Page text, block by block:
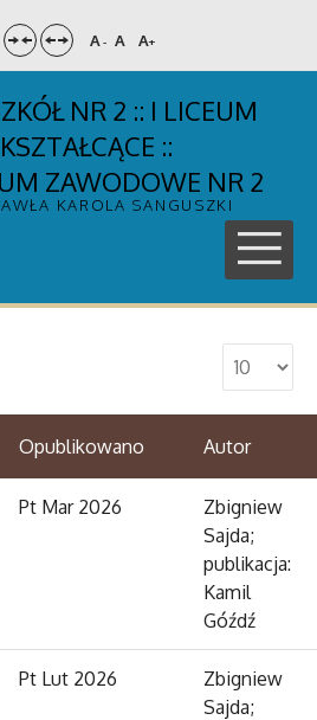
A- A A+
NR 2 :: I LICEUM
::
ZAWODOWE NR 2
KAROLA SANGUSZKI
Opublikowano Autor
Pt Mar 2026
Zbigniew
Sajda;
publikacja:
Kamil
Góźdź
Pt Lut 2026
Zbigniew
Sajda;